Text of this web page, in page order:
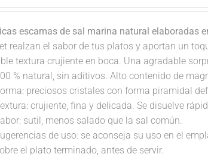
escamas de sal marina natural elaboradas
realzan el sabor de tus platos y aportan un
textura crujiente en boca. Una agradable
% natural, sin aditivos. Alto contenido de
preciosos cristales con forma piramidal
crujiente, fina y delicada. Se disuelve
sutil, menos salado que la sal común.
de uso: se aconseja su uso en el
el plato terminado, antes de servir.